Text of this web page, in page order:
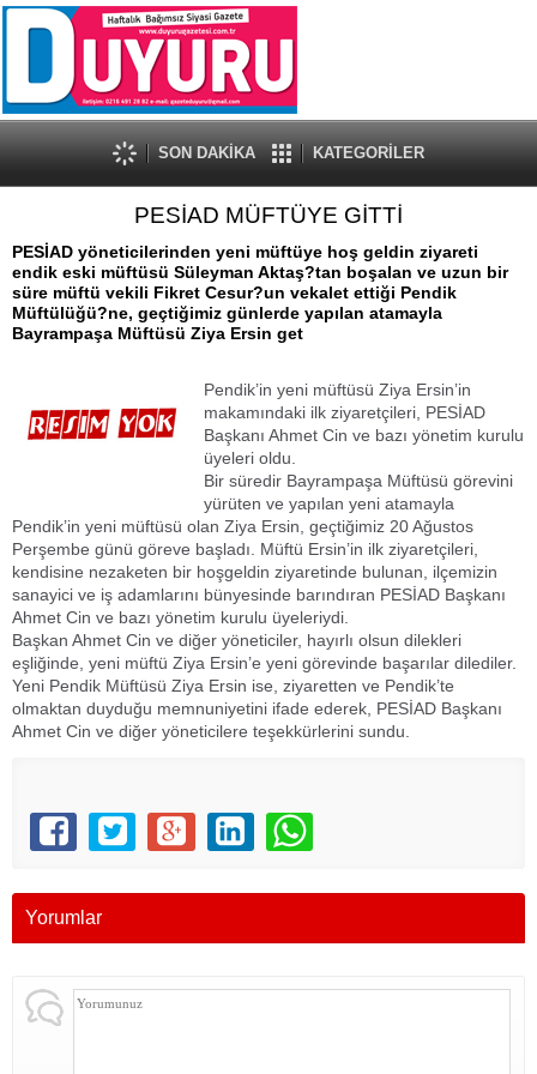
SON DAKİKA KATEGORİLER
PESİAD MÜFTÜYE GİTTİ
PESİAD yöneticilerinden yeni müftüye hoş geldin ziyareti
endik eski müftüsü Süleyman Aktaş?tan boşalan ve uzun bir
süre müftü vekili Fikret Cesur?un vekalet ettiği Pendik
Müftülüğü?ne, geçtiğimiz günlerde yapılan atamayla
Bayrampaşa Müftüsü Ziya Ersin get
Pendik’in yeni müftüsü Ziya Ersin’in
makamındaki ilk ziyaretçileri, PESİAD
Başkanı Ahmet Cin ve bazı yönetim kurulu
üyeleri oldu.
Bir süredir Bayrampaşa Müftüsü görevini
yürüten ve yapılan yeni atamayla
Pendik’in yeni müftüsü olan Ziya Ersin, geçtiğimiz 20 Ağustos
Perşembe günü göreve başladı. Müftü Ersin’in ilk ziyaretçileri,
kendisine nezaketen bir hoşgeldin ziyaretinde bulunan, ilçemizin
sanayici ve iş adamlarını bünyesinde barındıran PESİAD Başkanı
Ahmet Cin ve bazı yönetim kurulu üyeleriydi.
Başkan Ahmet Cin ve diğer yöneticiler, hayırlı olsun dilekleri
eşliğinde, yeni müftü Ziya Ersin’e yeni görevinde başarılar dilediler.
Yeni Pendik Müftüsü Ziya Ersin ise, ziyaretten ve Pendik’te
olmaktan duyduğu memnuniyetini ifade ederek, PESİAD Başkanı
Ahmet Cin ve diğer yöneticilere teşekkürlerini sundu.
Yorumlar